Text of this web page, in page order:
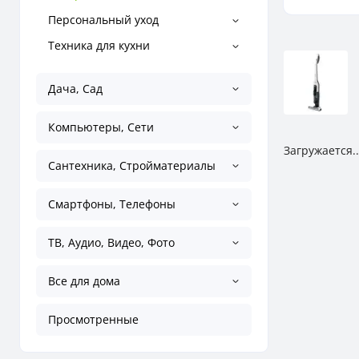
Персональный уход
Техника для кухни
Дача, Сад
Компьютеры, Сети
Сантехника, Стройматериалы
Смартфоны, Телефоны
ТВ, Аудио, Видео, Фото
Все для дома
Просмотренные